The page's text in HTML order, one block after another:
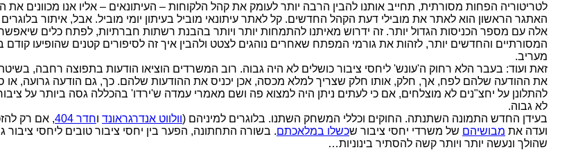
לטריטוריה הפחות מסורתית, תחייב אותנו להבין הרבה יותר לעומק את קהל הלקוחות – העיתונאים – אליו אנו מכוונים את
האתגר הראשון הוא לאתר את מובילי דעת הקהל החדשים. קל לאתר עיתונאי מוביל בעיתון יומי מוביל. אבל, איתור
אלה עם מספר הכניסות הגדול יותר. זה ידרוש מאיתנו להתמחות יותר ויותר בהבנת רשתות חברתיות, לפתח כלים
המסורתיים והחדשים יותר, לזהות את גורמי המפתח שאחרים נוהגים לצטט ולהבין איך זה לסיפורים קטנים שהופיעו
מעריב.
זאת ועוד: בעבר הלא רחוק ה'עונש' ליחסי ציבור כושלים לא היה גבוה. רוב המשרדים הוציאו הודעות בתפוצה רחבה,
את ההודעה שלהם לפח, אך, חלק, אותו חלק שצריך למלא מכסה, אכן יכניס את ההודעות שלהם. כך, גם הודעה גרועה, או
להתלונן על יחצ"נים לא מוצלחים, אם כי לעתים ניתן היה למצוא פה ושם מאמרי עמדה ש'ירדו' בהכללה גסה ביותר על ציבור
לא גבוה.
בעידן החדש התמונה השתנתה. החוקים וכללי המשחק השתנו. בלוגרים למיניהם (וולווט אנדרגראונד וחדר 404 , אם רק
ועדה את מבושיהם של משרדי יחסי ציבור שכשלו במלאכתם. בשורה התחתונה, הפער בין יחסי ציבור טובים ליחסי
שהולך ונעשה יותר ויותר קשה להסתיר בינוניות…